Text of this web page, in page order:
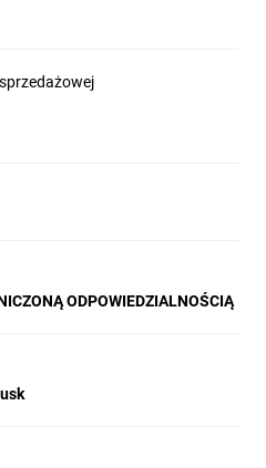
ODPOWIEDZIALNOŚCIĄ